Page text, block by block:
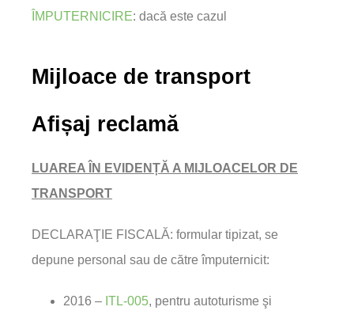
ÎMPUTERNICIRE: dacă este cazul
Mijloace de transport
Afișaj reclamă
LUAREA ÎN EVIDENȚĂ A MIJLOACELOR DE
TRANSPORT
DECLARAŢIE FISCALĂ: formular tipizat, se
depune personal sau de către împuternicit:
2016 – ITL-005, pentru autoturisme şi